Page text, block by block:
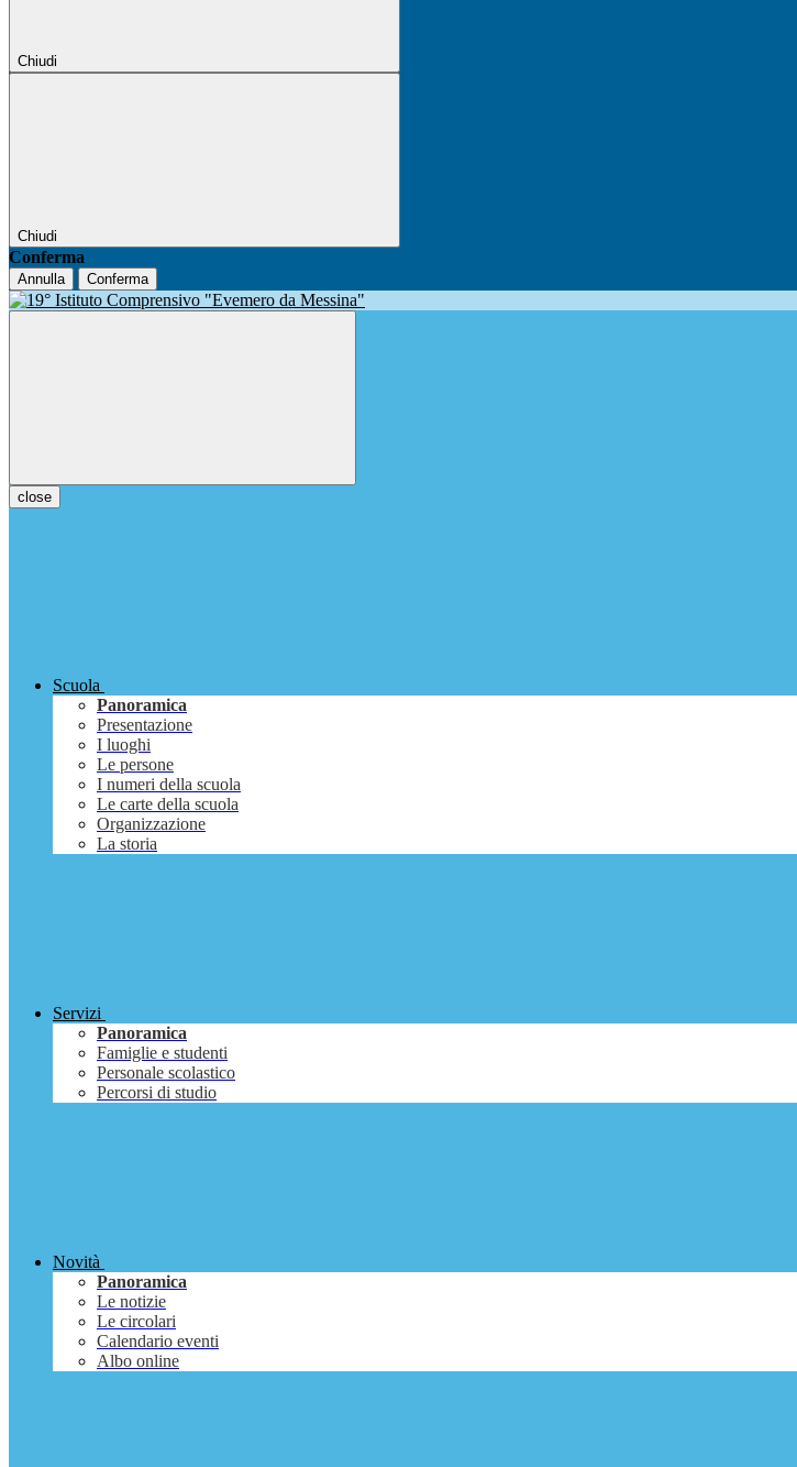
Chiudi
Chiudi
Conferma
Annulla Conferma
close
Scuola
Panoramica
Presentazione
I luoghi
Le persone
I numeri della scuola
Le carte della scuola
Organizzazione
La storia
Servizi
Panoramica
Famiglie e studenti
Personale scolastico
Percorsi di studio
Novità
Panoramica
Le notizie
Le circolari
Calendario eventi
Albo online